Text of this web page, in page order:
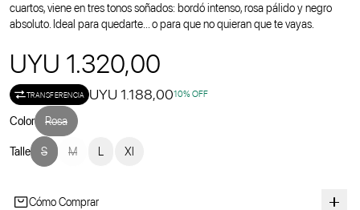
cuartos, viene en tres tonos soñados: bordó intenso, rosa pálido y negro
absoluto. Ideal para quedarte... o para que no quieran que te vayas.
UYU 1.320,00
TRANSFERENCIA UYU 1.188,0010% OFF
Color Rosa
Talle S M L Xl
Cómo Comprar